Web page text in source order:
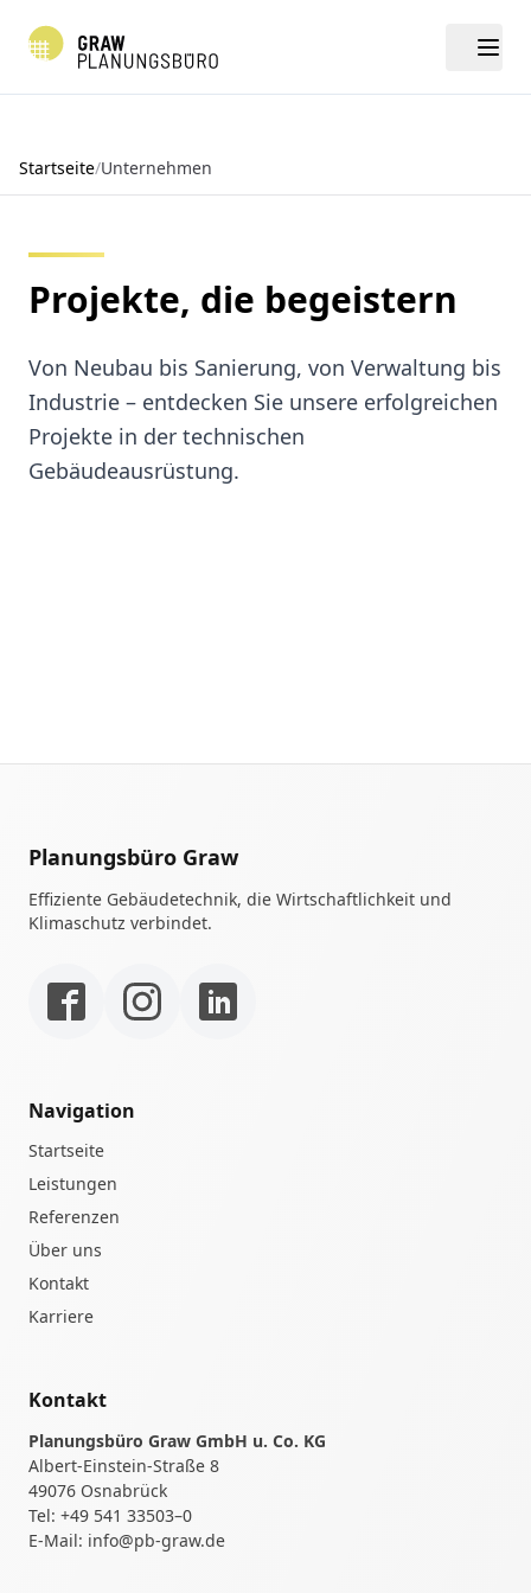
Leistungen
Projekte
Unternehmen
Kontakt
Startseite/Unternehmen
Projekte, die begeistern
Von Neubau bis Sanierung, von Verwaltung bis
Industrie – entdecken Sie unsere erfolgreichen
Projekte in der technischen
Gebäudeausrüstung.
Planungsbüro Graw
Effiziente Gebäudetechnik, die Wirtschaftlichkeit und
Klimaschutz verbindet.
Navigation
Startseite
Leistungen
Referenzen
Über uns
Kontakt
Karriere
Kontakt
Planungsbüro Graw GmbH u. Co. KG
Albert-Einstein-Straße 8
49076 Osnabrück
Tel: +49 541 33503–0
E-Mail: info@pb-graw.de